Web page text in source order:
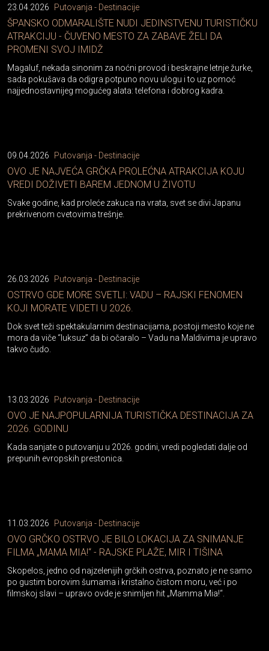
23.04.2026 Putovanja - Destinacije
ŠPANSKO ODMARALIŠTE NUDI JEDINSTVENU TURISTIČKU
ATRAKCIJU - ČUVENO MESTO ZA ZABAVE ŽELI DA
PROMENI SVOJ IMIDŽ
Magaluf, nekada sinonim za noćni provod i beskrajne letnje žurke,
sada pokušava da odigra potpuno novu ulogu i to uz pomoć
najjednostavnijeg mogućeg alata: telefona i dobrog kadra.
09.04.2026 Putovanja - Destinacije
OVO JE NAJVEĆA GRČKA PROLEĆNA ATRAKCIJA KOJU
VREDI DOŽIVETI BAREM JEDNOM U ŽIVOTU
Svake godine, kad proleće zakuca na vrata, svet se divi Japanu
prekrivenom cvetovima trešnje.
26.03.2026 Putovanja - Destinacije
OSTRVO GDE MORE SVETLI: VADU – RAJSKI FENOMEN
KOJI MORATE VIDETI U 2026.
Dok svet teži spektakularnim destinacijama, postoji mesto koje ne
mora da viče “luksuz” da bi očaralo – Vadu na Maldivima je upravo
takvo čudo.
13.03.2026 Putovanja - Destinacije
OVO JE NAJPOPULARNIJA TURISTIČKA DESTINACIJA ZA
2026. GODINU
Kada sanjate o putovanju u 2026. godini, vredi pogledati dalje od
prepunih evropskih prestonica.
11.03.2026 Putovanja - Destinacije
OVO GRČKO OSTRVO JE BILO LOKACIJA ZA SNIMANJE
FILMA „MAMA MIA!“ - RAJSKE PLAŽE, MIR I TIŠINA
Skopelos, jedno od najzelenijih grčkih ostrva, poznato je ne samo
po gustim borovim šumama i kristalno čistom moru, već i po
filmskoj slavi – upravo ovde je snimljen hit „Mamma Mia!“.